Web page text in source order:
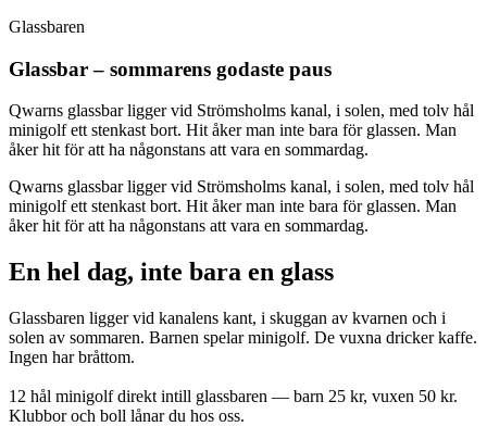
Glassbaren
Glassbar – sommarens godaste paus
Qwarns glassbar ligger vid Strömsholms kanal, i solen, med tolv hål
minigolf ett stenkast bort. Hit åker man inte bara för glassen. Man
åker hit för att ha någonstans att vara en sommardag.
Qwarns glassbar ligger vid Strömsholms kanal, i solen, med tolv hål
minigolf ett stenkast bort. Hit åker man inte bara för glassen. Man
åker hit för att ha någonstans att vara en sommardag.
En hel dag, inte bara en glass
Glassbaren ligger vid kanalens kant, i skuggan av kvarnen och i
solen av sommaren. Barnen spelar minigolf. De vuxna dricker kaffe.
Ingen har bråttom.
12 hål minigolf direkt intill glassbaren — barn 25 kr, vuxen 50 kr.
Klubbor och boll lånar du hos oss.